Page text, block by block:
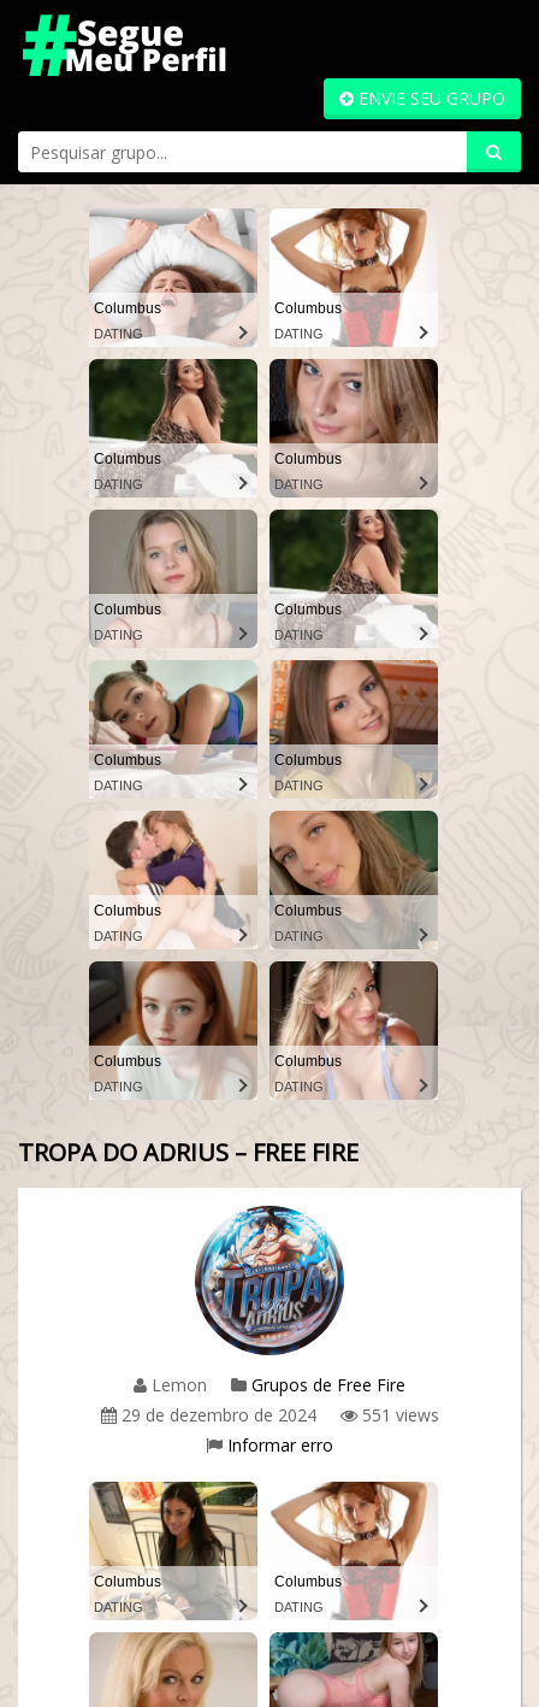
ENVIE SEU GRUPO
Columbus
DATING
Columbus
DATING
Columbus
DATING
Columbus
DATING
Columbus
DATING
Columbus
DATING
Columbus
DATING
Columbus
DATING
Columbus
DATING
Columbus
DATING
Columbus
DATING
Columbus
DATING
TROPA DO ADRIUS – FREE FIRE
Lemon
Grupos de Free Fire
29 de dezembro de 2024
551 views
Informar erro
Columbus
DATING
Columbus
DATING